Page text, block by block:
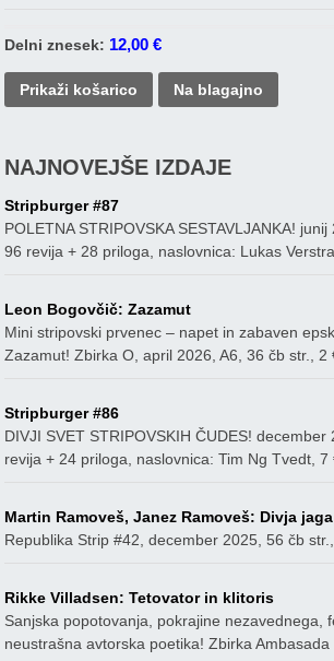
Delni znesek: 12,00€
Prikaži košarico Na blagajno
NAJNOVEJŠE IZDAJE
Stripburger #87
POLETNA STRIPOVSKA SESTAVLJANKA!
96 revija + 28 priloga, naslovnica: Lukas
Leon Bogovčič: Zazamut
Mini stripovski prvenec – napet in zabaven
Zazamut! Zbirka O, april 2026, A6, 36 čb str., 2
Stripburger #86
DIVJI SVET STRIPOVSKIH ČUDES! december
revija + 24 priloga, naslovnica: Tim Ng Tvedt, 7
Martin Ramoveš, Janez Ramoveš: Divja jaga
Republika Strip #42, december 2025, 56 čb str.,
Rikke Villadsen: Tetovator in klitoris
Sanjska popotovanja, pokrajine nezavednega,
neustrašna avtorska poetika! Zbirka